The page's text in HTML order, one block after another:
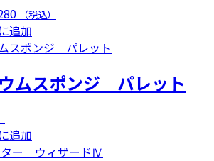
現
在
の
格
は
で
す。
（税込）
追加
ムスポンジ パレット
追加